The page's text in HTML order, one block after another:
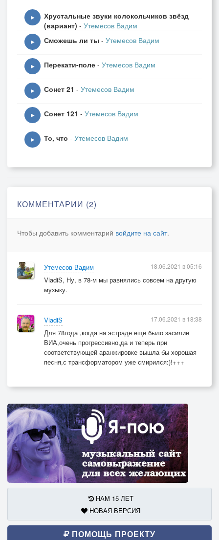
А облака плывут вверху.
Наверху там косматое солнце,
Всё никак постричься не хочет.
1978 г.
▶
Хрустальные звуки колокольчиков звёзд
(вариант) - Утемесов Вадим
▶ Сможешь ли ты - Утемесов Вадим
▶ Перекати-поле - Утемесов Вадим
▶ Сонет 21 - Утемесов Вадим
▶ Сонет 121 - Утемесов Вадим
▶ То, что - Утемесов Вадим
КОММЕНТАРИИ (2)
Чтобы добавить комментарий войдите на сайт.
Утемесов Вадим
VladiS, Ну, в 78-м мы равнялись совсем на другую
музыку.
18.06.2021 в 05:16
VladiS
Для 78года ,когда на эстраде ещё было засилие
ВИА,очень прогрессивно,да и теперь при
соответствующей аранжировке вышла бы хорошая
песня,с трансформатором уже смирился:)!+++
17.06.2021 в 18:38
НАМ 15 ЛЕТ
НОВАЯ ВЕРСИЯ
ПОМОЩЬ ПРОЕКТУ